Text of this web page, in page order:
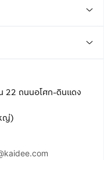
น 22 ถนนอโศก-ดินแดง
ญ่)